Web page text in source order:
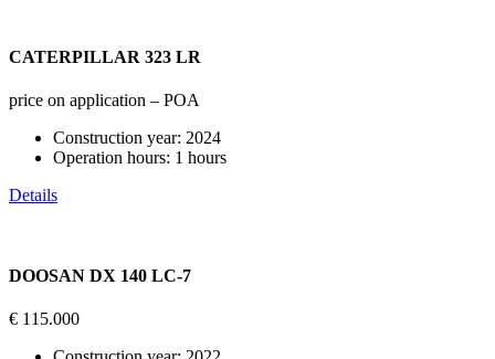
CATERPILLAR 323 LR
price on application – POA
Construction year: 2024
Operation hours: 1 hours
Details
DOOSAN DX 140 LC-7
€ 115.000